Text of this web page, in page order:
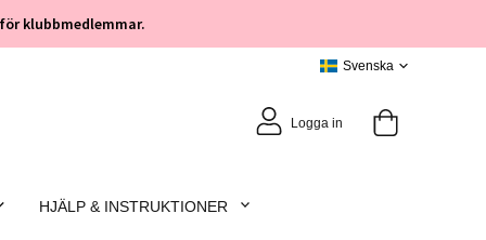
klubbmedlemmar.
Logga in
HJÄLP & INSTRUKTIONER